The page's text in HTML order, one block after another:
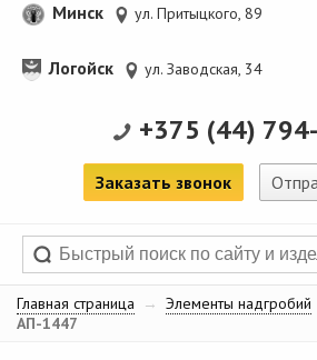
Минск ул. Притыцкого, 89
Логойск ул. Заводская, 34
+375 (44)
Заказать звонок
Главная страница → Элементы надгробий
АП-1447